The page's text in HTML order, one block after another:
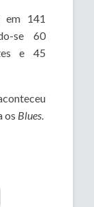
em 141
se 60
e 45
os Blues